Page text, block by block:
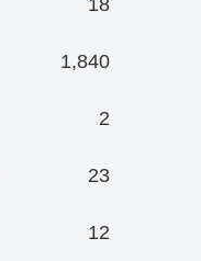
1,840
2
23
12